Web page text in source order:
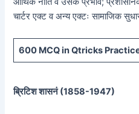
चार्टर एक्ट व अन्य एक्टः सामाजिक
600 MCQ in Qtricks
ब्रिटिश शासनं (1858-1947)